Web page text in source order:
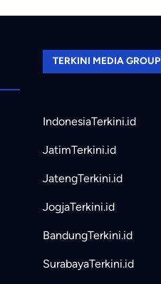
TERKINI MEDIA GROUP
IndonesiaTerkini.id
JatimTerkini.id
JatengTerkini.id
JogjaTerkini.id
BandungTerkini.id
SurabayaTerkini.id